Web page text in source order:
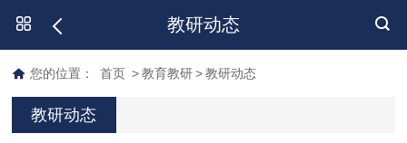
教研动态
您的位置： 首页 > 教育教研 > 教研动态
教研动态